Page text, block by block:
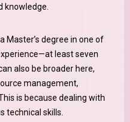
knowledge.
Master’s degree in one of
least seven
also be broader here,
management,
is because dealing with
technical skills.